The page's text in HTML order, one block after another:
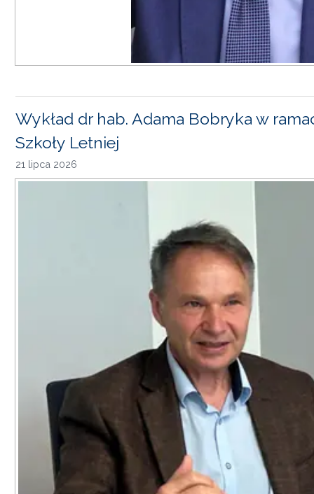
Wykład dr hab. Adama Bobryka w
Szkoły Letniej
21 lipca 2026